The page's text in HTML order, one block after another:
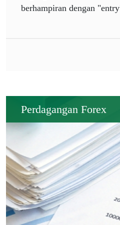
berhampiran dengan
Perdagangan Forex